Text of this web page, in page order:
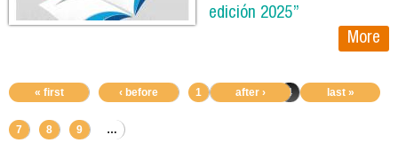
edición 2025”
More
« first ‹ before 1 3 4 6
7 8 9 …
after › last »